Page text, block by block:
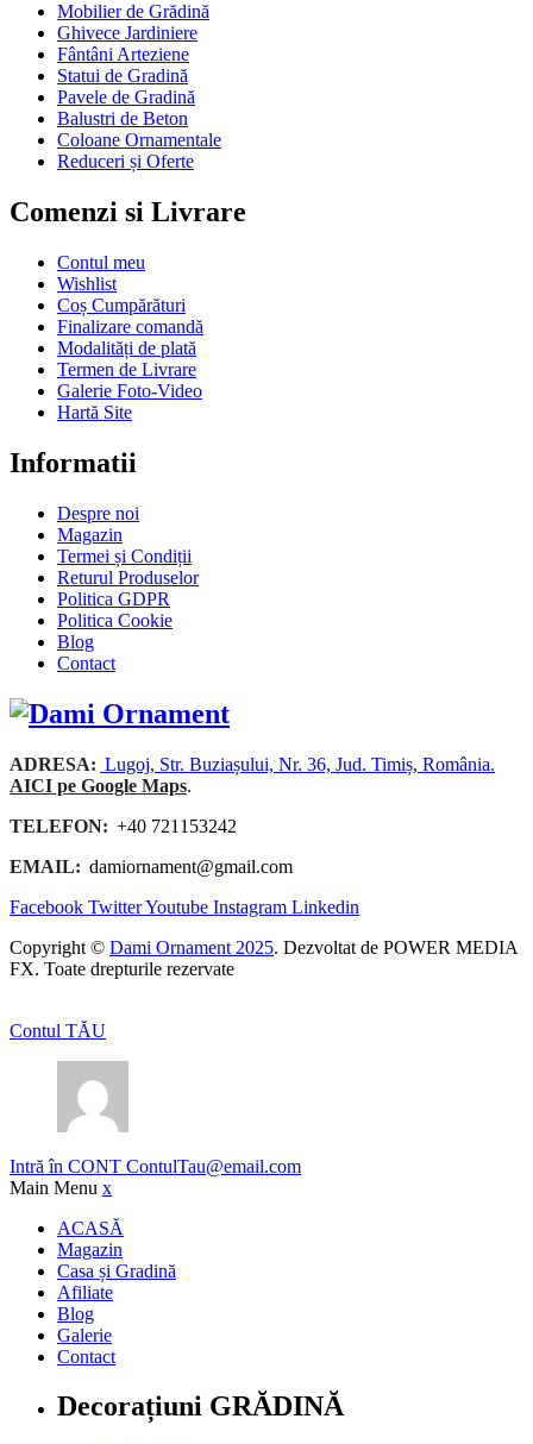
Mobilier de Grădină
Ghivece Jardiniere
Fântâni Arteziene
Statui de Gradină
Pavele de Gradină
Balustri de Beton
Coloane Ornamentale
Reduceri și Oferte
Comenzi si Livrare
Contul meu
Wishlist
Coș Cumpărături
Finalizare comandă
Modalități de plată
Termen de Livrare
Galerie Foto-Video
Hartă Site
Informatii
Despre noi
Magazin
Termei și Condiții
Returul Produselor
Politica GDPR
Politica Cookie
Blog
Contact
ADRESA: Lugoj, Str. Buziașului, Nr. 36, Jud. Timiș, România.
AICI pe Google Maps.
TELEFON: +40 721153242
EMAIL: damiornament@gmail.com
Facebook TwitterYoutube Instagram Linkedin
Copyright © Dami Ornament 2025. Dezvoltat de POWER MEDIA
FX. Toate drepturile rezervate
Contul TĂU
Intră în CONT ContulTau@email.com
Main Menu x
ACASĂ
Magazin
Casa și Gradină
Afiliate
Blog
Galerie
Contact
Decorațiuni GRĂDINĂ